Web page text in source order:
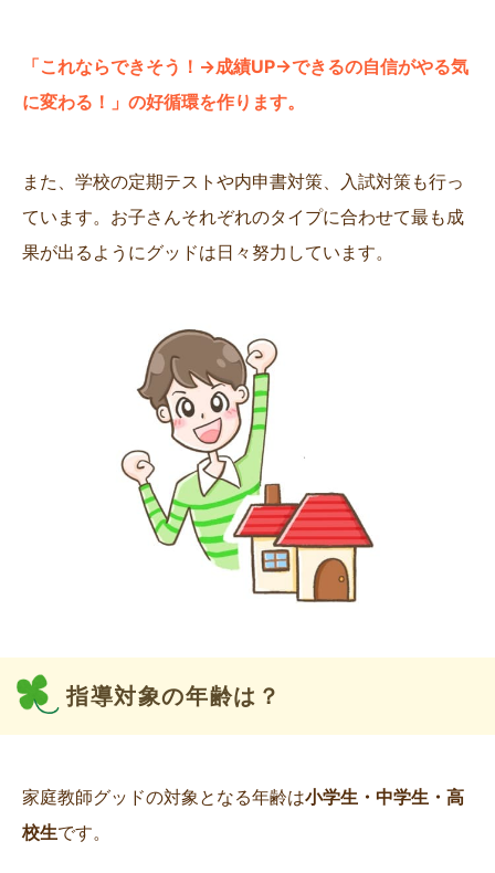
「これならできそう！→成績UP→できるの自信がやる気
に変わる！」の好循環を作ります。
また、学校の定期テストや内申書対策、入試対策も行っ
ています。お子さんそれぞれのタイプに合わせて最も成
果が出るようにグッドは日々努力しています。
指導対象の年齢は？
家庭教師グッドの対象となる年齢は小学生・中学生・高
校生です。